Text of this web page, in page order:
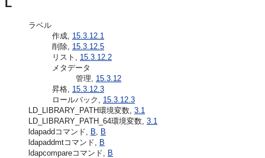
L
ラベル
作成, 15.3.12.1
削除, 15.3.12.5
リスト, 15.3.12.2
メタデータ
管理, 15.3.12
昇格, 15.3.12.3
ロールバック, 15.3.12.3
LD_LIBRARY_PATH環境変数, 3.1
LD_LIBRARY_PATH_64環境変数, 3.1
ldapaddコマンド, B
B
ldapaddmtコマンド, B
ldapcompareコマンド, B